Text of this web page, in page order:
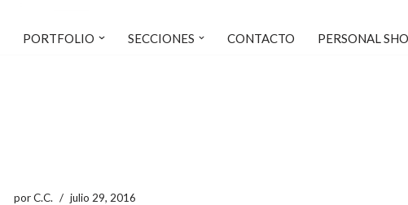
PORTFOLIO SECCIONES CONTACTO PERSONAL
porC.C. julio 29, 2016